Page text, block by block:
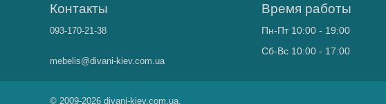
Контакты
093-170-21-38
mebelis@divani-kiev.com.ua
Время работы
Пн-Пт 10:00 - 19:00
Сб-Вс 10:00 - 17:00
© 2009-2026 divani-kiev.com.ua.